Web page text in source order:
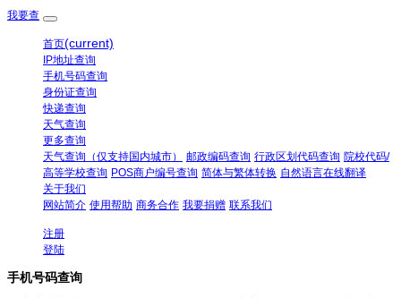
我要查
首页(current)
IP地址查询
手机号码查询
身份证查询
快递查询
天气查询
更多查询
天气查询（仅支持国内城市）
邮政编码查询 行政区划代码查询 院校代码/
高等学校查询 POS商户编号查询 简体与繁体转换 自然语言在线翻译
关于我们
网站简介 使用帮助 商务合作 我要捐赠 联系我们
注册
登陆
手机号码查询